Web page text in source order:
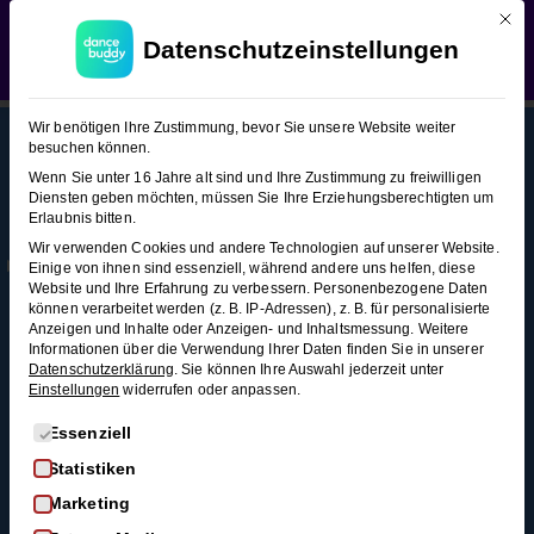
WEDDING SEASON SALE:
Hochzeitstanzkurse!Verwerfen
Slowfox (Figuren-Snacks)
Slowfox
(Figuren-
Snacks)
15
Stationärer
Grundschritt
3 Minuten
Progressiver
Grundschritt
3 Minuten
3 Minuten
This content is protected, pleaseloginand
iches
AGB
Datenschutz
Widerrufsrecht
Impressum
Infos
Membership
Kontakt
FAQ
Alle Blogartikel
Schwungvoll
durchstarten: Swing
tanzen für
Anfänger*innen
Mit
Datenschutzeinstellungen
Wir benötigen Ihre Zustimmung, bevor Sie unsere Website weiter
besuchen können.
Wenn Sie unter 16 Jahre alt sind und Ihre Zustimmung zu freiwilligen
Diensten geben möchten, müssen Sie Ihre Erziehungsberechtigten um
Erlaubnis bitten.
Wir verwenden Cookies und andere Technologien auf unserer Website.
Einige von ihnen sind essenziell, während andere uns helfen, diese
Website und Ihre Erfahrung zu verbessern. Personenbezogene Daten
können verarbeitet werden (z. B. IP-Adressen), z. B. für personalisierte
Anzeigen und Inhalte oder Anzeigen- und Inhaltsmessung. Weitere
Informationen über die Verwendung Ihrer Daten finden Sie in unserer
Datenschutzerklärung. Sie können Ihre Auswahl jederzeit unter
Einstellungen widerrufen oder anpassen.
Es folgt eine Liste der Service-Gruppen, für die eine
Essenziell
Statistiken
Marketing